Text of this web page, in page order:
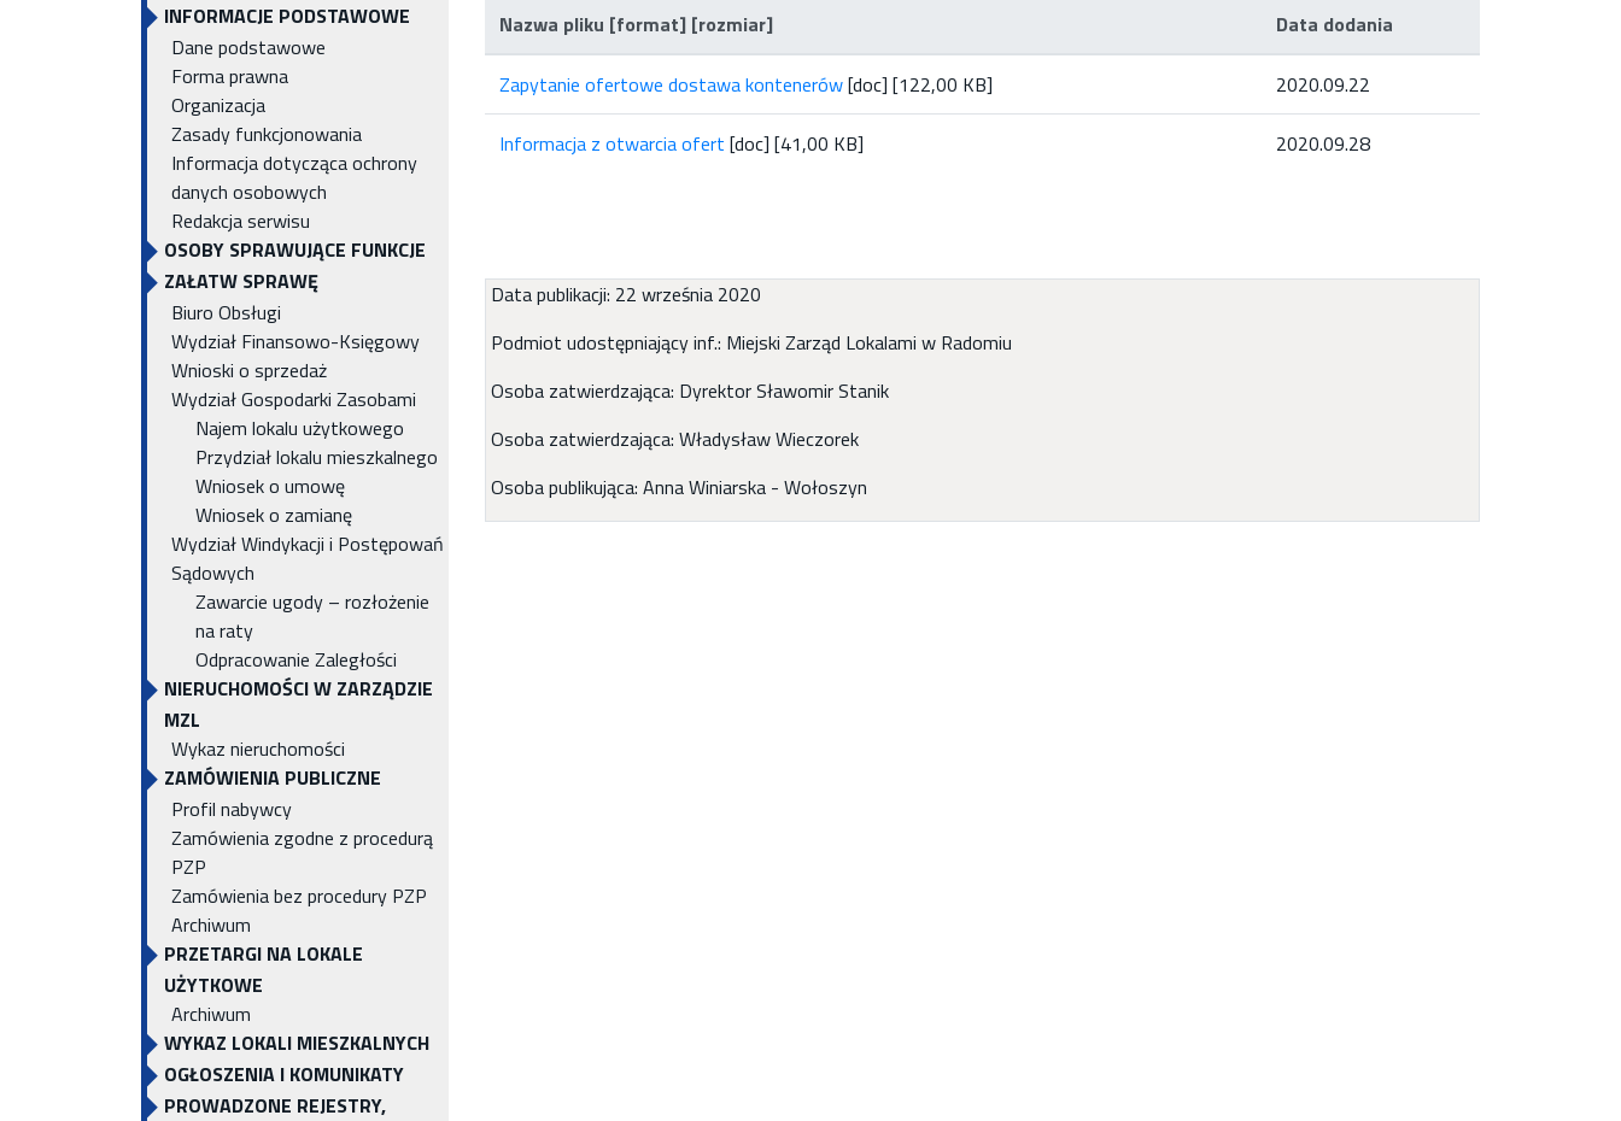
INFORMACJE PODSTAWOWE
Dane podstawowe
Forma prawna
Organizacja
Zasady funkcjonowania
Informacja dotycząca ochrony
danych osobowych
Redakcja serwisu
OSOBY SPRAWUJĄCE FUNKCJE
ZAŁATW SPRAWĘ
Biuro Obsługi
Wydział Finansowo-Księgowy
Wnioski o sprzedaż
Wydział Gospodarki Zasobami
Najem lokalu użytkowego
Przydział lokalu mieszkalnego
Wniosek o umowę
Wniosek o zamianę
Wydział Windykacji i Postępowań
Sądowych
Zawarcie ugody – rozłożenie
na raty
Odpracowanie Zaległości
NIERUCHOMOŚCI W ZARZĄDZIE
MZL
Wykaz nieruchomości
ZAMÓWIENIA PUBLICZNE
Profil nabywcy
Zamówienia zgodne z procedurą
PZP
Zamówienia bez procedury PZP
Archiwum
PRZETARGI NA LOKALE
UŻYTKOWE
Archiwum
WYKAZ LOKALI MIESZKALNYCH
OGŁOSZENIA I KOMUNIKATY
PROWADZONE REJESTRY,
Nazwa pliku [format] [rozmiar] Data dodania
Zapytanie ofertowe dostawa kontenerów[doc] [122,00 KB] 2020.09.22
Informacja z otwarcia ofert [doc] [41,00 KB] 2020.09.28
Data publikacji: 22 września 2020
Podmiot udostępniający inf.: Miejski Zarząd Lokalami w Radomiu
Osoba zatwierdzająca: Dyrektor Sławomir Stanik
Osoba zatwierdzająca: Władysław Wieczorek
Osoba publikująca: Anna Winiarska - Wołoszyn